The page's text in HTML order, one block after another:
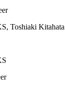
Toshiaki Kitahata